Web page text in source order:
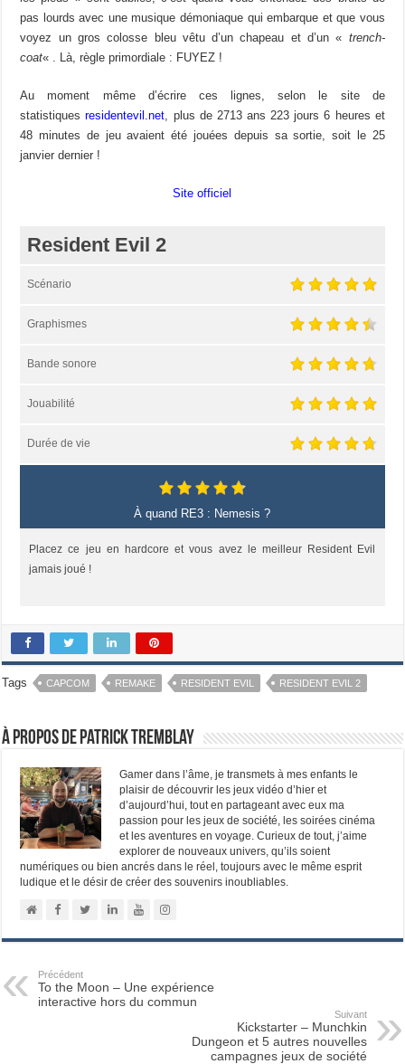
pas lourds avec une musique démoniaque qui embarque et que vous
voyez un gros colosse bleu vêtu d’un chapeau et d’un « trench-
coat« . Là, règle primordiale : FUYEZ !
Au moment même d’écrire ces lignes, selon le site de
statistiquesresidentevil.net , plus de 2713 ans 223 jours 6 heures et
48 minutes de jeu avaient été jouées depuis sa sortie, soit le 25
janvier dernier !
Site officiel
Resident Evil 2
Scénario
Graphismes
Bande sonore
Jouabilité
Durée de vie
À quand RE3 : Nemesis ?
Placez ce jeu en hardcore et vous avez le meilleur Resident Evil
jamais joué !
Tags CAPCOM REMAKE RESIDENT EVIL RESIDENT EVIL 2
À propos de Patrick Tremblay
Gamer dans l’âme, je transmets à mes enfants le
plaisir de découvrir les jeux vidéo d’hier et
d’aujourd’hui, tout en partageant avec eux ma
passion pour les jeux de société, les soirées cinéma
et les aventures en voyage. Curieux de tout, j’aime
explorer de nouveaux univers, qu’ils soient
numériques ou bien ancrés dans le réel, toujours avec le même esprit
ludique et le désir de créer des souvenirs inoubliables.
Précédent
To the Moon – Une expérience
interactive hors du commun
Suivant
Kickstarter – Munchkin
Dungeon et 5 autres nouvelles
campagnes jeux de société